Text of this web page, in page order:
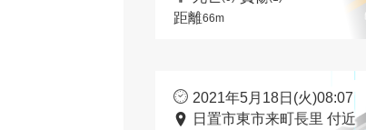
距離66m
2021年5月18日(火)08:07
日置市東市来町長里 付近